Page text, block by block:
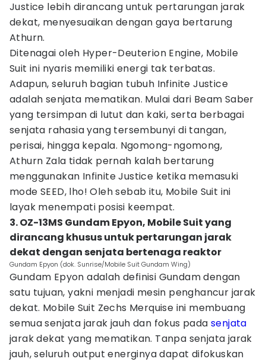
Justice lebih dirancang untuk pertarungan jarak
dekat, menyesuaikan dengan gaya bertarung
Athurn.
Ditenagai oleh Hyper-Deuterion Engine, Mobile
Suit ini nyaris memiliki energi tak terbatas.
Adapun, seluruh bagian tubuh Infinite Justice
adalah senjata mematikan. Mulai dari Beam Saber
yang tersimpan di lutut dan kaki, serta berbagai
senjata rahasia yang tersembunyi di tangan,
perisai, hingga kepala. Ngomong-ngomong,
Athurn Zala tidak pernah kalah bertarung
menggunakan Infinite Justice ketika memasuki
mode SEED, lho! Oleh sebab itu, Mobile Suit ini
layak menempati posisi keempat.
3. OZ-13MS Gundam Epyon, Mobile Suit yang
dirancang khusus untuk pertarungan jarak
dekat dengan senjata bertenaga reaktor
Gundam Epyon (dok. Sunrise/Mobile Suit Gundam Wing)
Gundam Epyon adalah definisi Gundam dengan
satu tujuan, yakni menjadi mesin penghancur jarak
dekat. Mobile Suit Zechs Merquise ini membuang
semua senjata jarak jauh dan fokus pada senjata
jarak dekat yang mematikan. Tanpa senjata jarak
jauh, seluruh output energinya dapat difokuskan